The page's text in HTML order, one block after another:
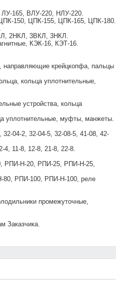
165, ВЛУ-220, НЛУ-220.
150, ЦПК-155, ЦПК-165, ЦПК-180.
2НКЛ, 3ВКЛ, 3НКЛ.
КЭК-16, КЭТ-16.
направляющие крейцкопфа, пальцы
кольца уплотнительные,
устройства, кольца
уплотнительные, муфты, манжеты.
04-2, 32-04-5, 32-08-5, 41-08, 42-
4, 11-8, 12-8, 21-8, 22-8.
РПИ-Н-20, РПИ-25, РПИ-Н-25,
РПИ-100, РПИ-Н-100, реле
промежуточные,
Заказчика.